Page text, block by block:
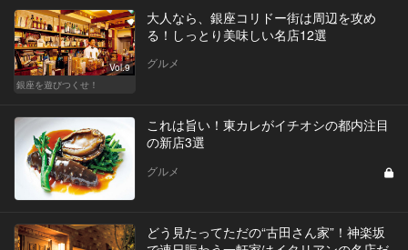
Vol.9
銀座を遊びつくせ！
大人なら、銀座コリドー街は周辺を攻め
る！しっとり美味しい名店12選
グルメ
これは旨い！東カレがイチオシの都内注目
の新店3選
グルメ
どう見たってただの“古田さん家”！神楽坂